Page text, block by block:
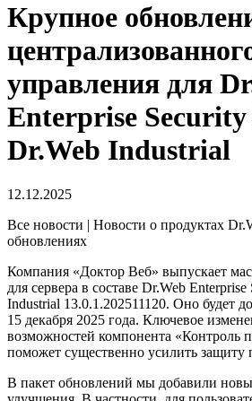
Крупное
управления для
Enterprise
Dr.Web Industrial
12.12.2025
Все новости | Новости о продуктах
обновлениях
Компания «Доктор Веб» выпускает
для сервера в составе Dr.Web
Industrial 13.0.1.202511120. Оно будет
15 декабря 2025 года. Ключевое
возможностей компонента «Контроль
поможет существенно усилить защиту
В пакет обновлений мы добавили